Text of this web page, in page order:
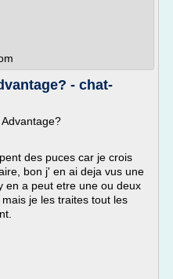
- chat-
Advantage?
des puces car je crois
bon j' en ai deja vus une
en a peut etre une ou deux
je les traites tout les